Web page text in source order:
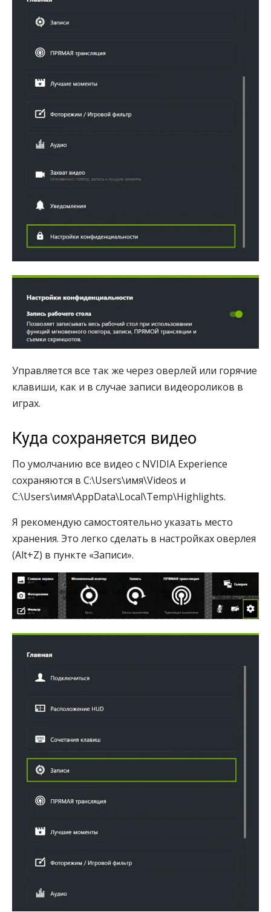
Управляется все так же через оверлей или горячие
клавиши, как и в случае записи видеороликов в
играх.
Куда сохраняется видео
По умолчанию все видео с NVIDIA Experience
сохраняются в C:\Users\имя\Videos и
C:\Users\имя\AppData\Local\Temp\Highlights.
Я рекомендую самостоятельно указать место
хранения. Это легко сделать в настройках оверлея
(Alt+Z) в пункте «Записи».